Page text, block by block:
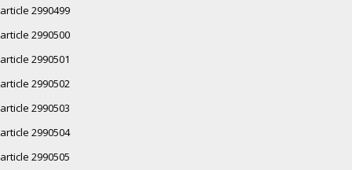
article 2990499
article 2990500
article 2990501
article 2990502
article 2990503
article 2990504
article 2990505